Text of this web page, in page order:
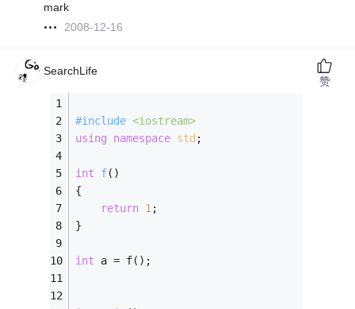
mark
2008-12-16
SearchLife
#include <iostream>
using
namespace std ;
int f()
{
return 1;
}
int a = f();
赞